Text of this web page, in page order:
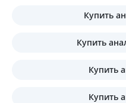
Купить
Купить
Купить
Купить